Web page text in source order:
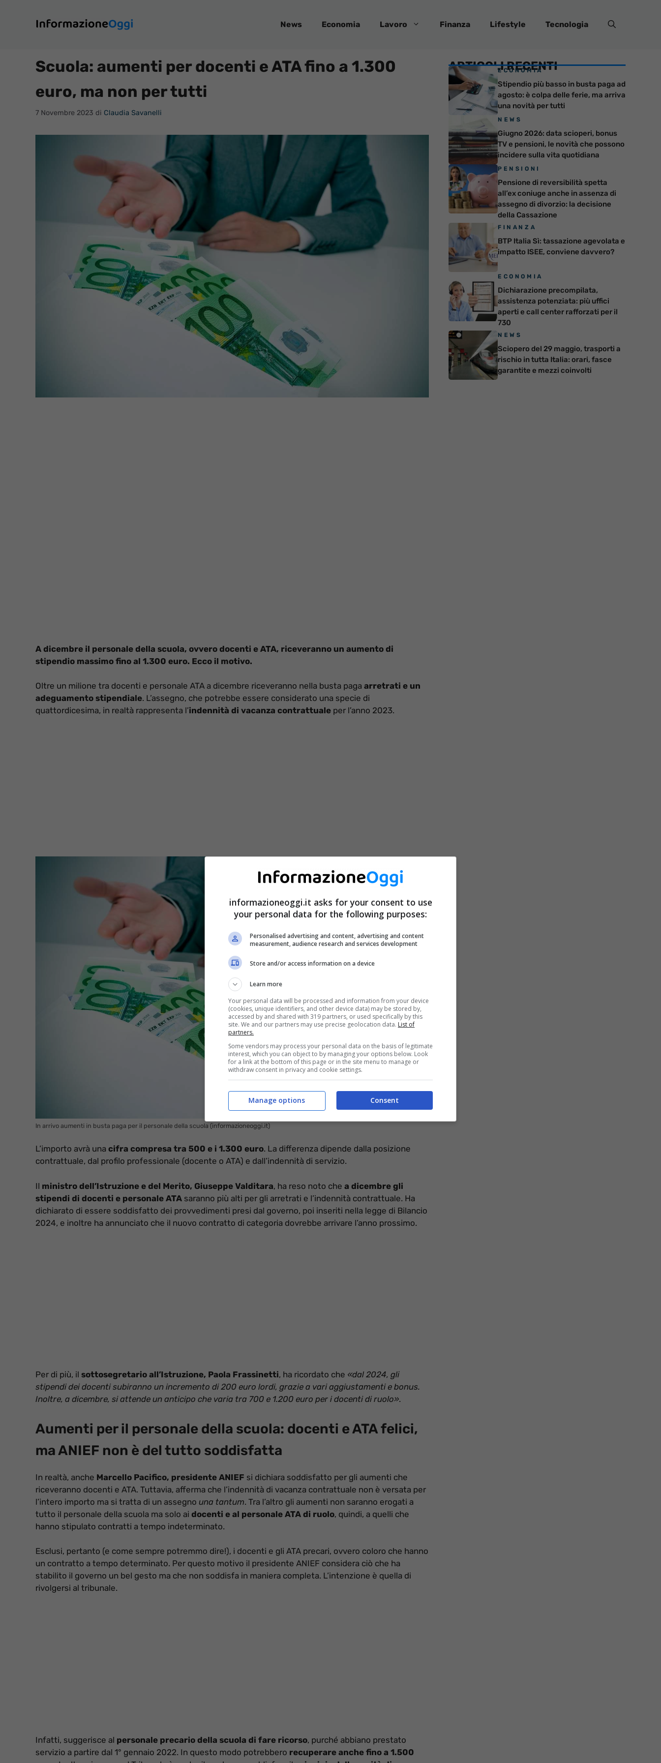
contenuto
News Economia Lavoro Finanza Lifestyle Tecnologia
Scuola: aumenti per docenti e ATA fino a 1.300
euro, ma non per tutti
7 Novembre 2023 di Claudia Savanelli
A dicembre il personale della scuola, ovvero docenti e ATA, riceveranno un aumento di
stipendio massimo fino al 1.300 euro. Ecco il motivo.
Oltre un milione tra docenti e personale ATA a dicembre riceveranno nella busta paga arretrati e un
adeguamento stipendiale. L’assegno, che potrebbe essere considerato una specie di
quattordicesima, in realtà rappresenta l’indennità di vacanza contrattuale per l’anno 2023.
In arrivo aumenti in busta paga per il personale della scuola (informazioneoggi.it)
L’importo avrà una cifra compresa tra 500 e i 1.300 euro. La differenza dipende dalla posizione
contrattuale, dal profilo professionale (docente o ATA) e dall’indennità di servizio.
Il ministro dell’Istruzione e del Merito, Giuseppe Valditara, ha reso noto che a dicembre gli
stipendi di docenti e personale ATA saranno più alti per gli arretrati e l’indennità contrattuale. Ha
dichiarato di essere soddisfatto dei provvedimenti presi dal governo, poi inseriti nella legge di Bilancio
2024, e inoltre ha annunciato che il nuovo contratto di categoria dovrebbe arrivare l’anno prossimo.
Per di più, il sottosegretario all’Istruzione, Paola Frassinetti, ha ricordato che «dal 2024, gli
stipendi dei docenti subiranno un incremento di 200 euro lordi, grazie a vari aggiustamenti e bonus.
Inoltre, a dicembre, si attende un anticipo che varia tra 700 e 1.200 euro per i docenti di ruolo».
Aumenti per il personale della scuola: docenti e ATA felici,
ma ANIEF non è del tutto soddisfatta
In realtà, anche Marcello Pacifico, presidente ANIEF si dichiara soddisfatto per gli aumenti che
riceveranno docenti e ATA. Tuttavia, afferma che l’indennità di vacanza contrattuale non è versata per
l’intero importo ma si tratta di un assegno una tantum. Tra l’altro gli aumenti non saranno erogati a
tutto il personale della scuola ma solo ai docenti e al personale ATA di ruolo, quindi, a quelli che
hanno stipulato contratti a tempo indeterminato.
Esclusi, pertanto (e come sempre potremmo dire!), i docenti e gli ATA precari, ovvero coloro che hanno
un contratto a tempo determinato. Per questo motivo il presidente ANIEF considera ciò che ha
stabilito il governo un bel gesto ma che non soddisfa in maniera completa. L’intenzione è quella di
rivolgersi al tribunale.
Infatti, suggerisce al personale precario della scuola di fare ricorso, purché abbiano prestato
servizio a partire dal 1° gennaio 2022. In questo modo potrebbero recuperare anche fino a 1.500
ARTICOLI RECENTI
ECONOMIA
Stipendio più basso in busta paga ad
agosto: è colpa delle ferie, ma arriva
una novità per tutti
NEWS
Giugno 2026: data scioperi, bonus
TV e pensioni, le novità che possono
incidere sulla vita quotidiana
PENSIONI
Pensione di reversibilità spetta
all’ex coniuge anche in assenza di
assegno di divorzio: la decisione
della Cassazione
FINANZA
BTP Italia Sì: tassazione agevolata e
impatto ISEE, conviene davvero?
ECONOMIA
Dichiarazione precompilata,
assistenza potenziata: più uffici
aperti e call center rafforzati per il
730
NEWS
Sciopero del 29 maggio, trasporti a
rischio in tutta Italia: orari, fasce
garantite e mezzi coinvolti
informazioneoggi.it asks for your consent to use
your personal data for the following purposes:
Personalised advertising and content, advertising and content
measurement, audience research and services development
Store and/or access information on a device
Learn more
Your personal data will be processed and information from your device
(cookies, unique identifiers, and other device data) may be stored by,
accessed by and shared with 319 partners, or used specifically by this
site. We and our partners may use precise geolocation data. List of
partners.
Some vendors may process your personal data on the basis of legitimate
interest, which you can object to by managing your options below. Look
for a link at the bottom of this page or in the site menu to manage or
withdraw consent in privacy and cookie settings.
Consent
Manage options